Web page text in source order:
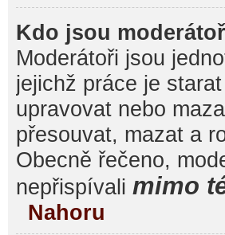
Kdo jsou
Moderátoři jsou
jejichž práce je
upravovat nebo
přesouvat, mazat a
Obecně řečeno,
nepřispívali mimo
Nahoru